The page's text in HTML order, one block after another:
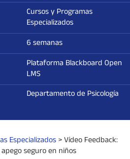
Cursos y Programas
Especializados
6 semanas
Plataforma Blackboard Open
LMS
Departamento de Psicología
Especializados>Vídeo Feedback:
seguro en niños